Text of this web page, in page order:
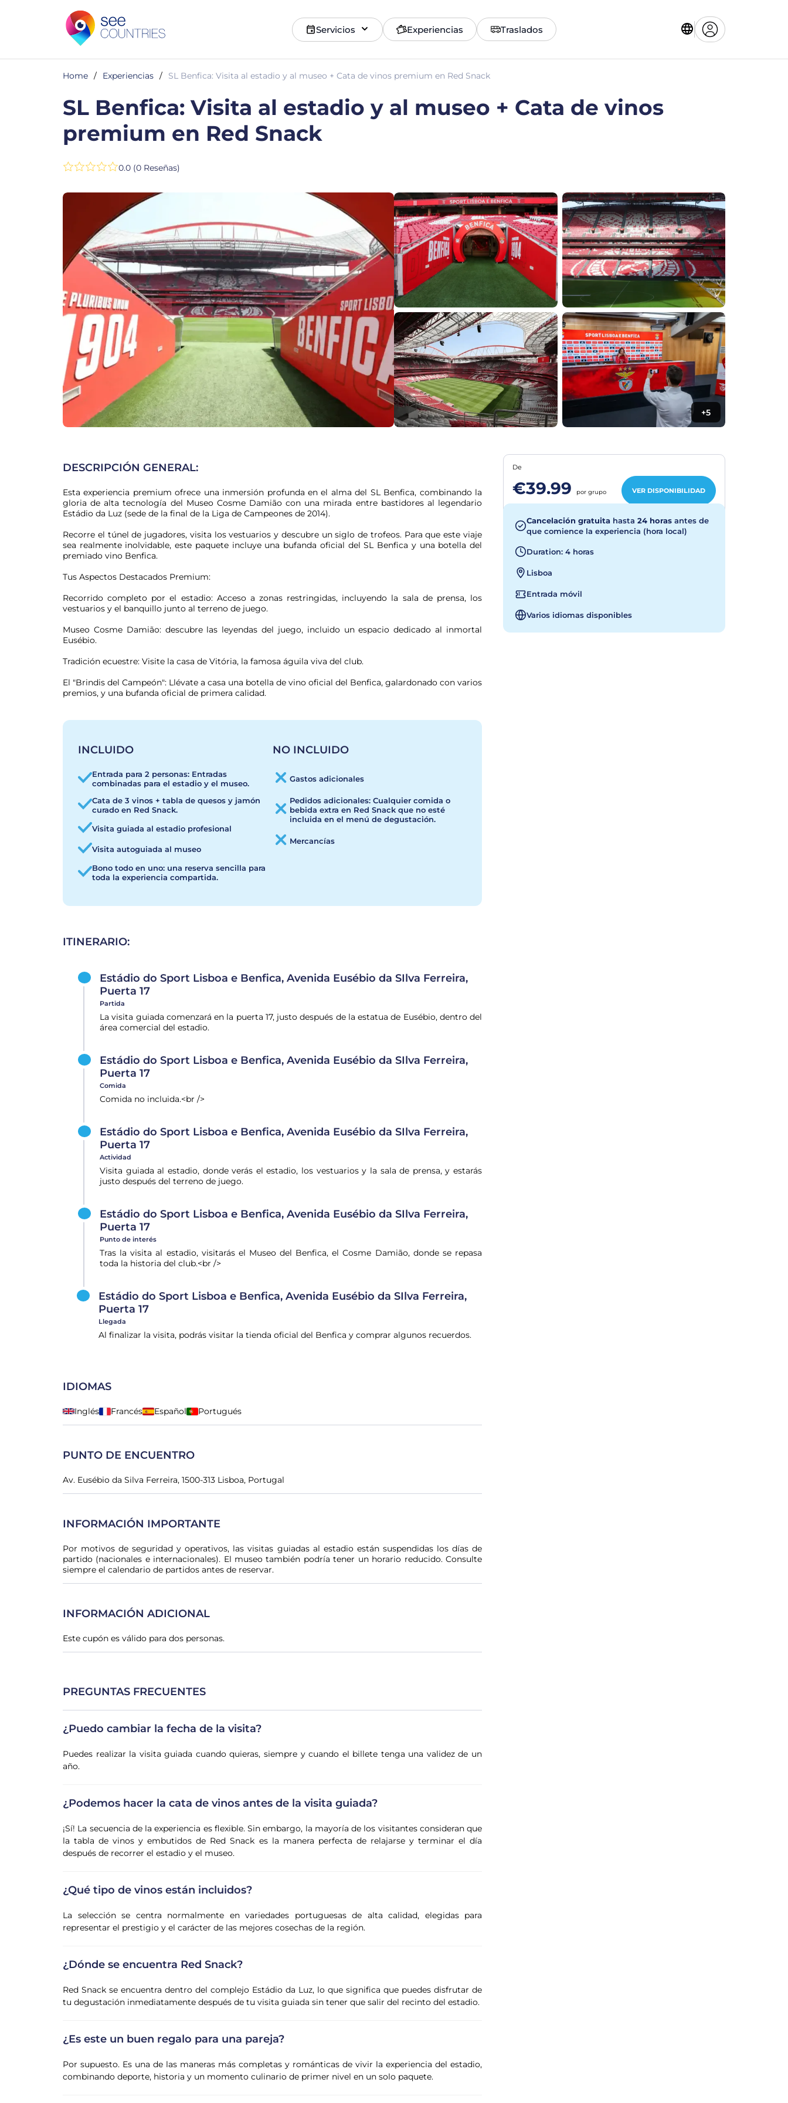
Servicios Experiencias Traslados
Home / Experiencias / SL Benfica: Visita al estadio y al museo + Cata de vinos premium en Red Snack
SL Benfica: Visita al estadio y al museo + Cata de vinos
premium en Red Snack
0.0 (0 Reseñas)
+5
DESCRIPCIÓN GENERAL:
Esta experiencia premium ofrece una inmersión profunda en el alma del SL Benfica, combinando la
gloria de alta tecnología del Museo Cosme Damião con una mirada entre bastidores al legendario
Estádio da Luz (sede de la final de la Liga de Campeones de 2014).
Recorre el túnel de jugadores, visita los vestuarios y descubre un siglo de trofeos. Para que este viaje
sea realmente inolvidable, este paquete incluye una bufanda oficial del SL Benfica y una botella del
premiado vino Benfica.
Tus Aspectos Destacados Premium:
Recorrido completo por el estadio: Acceso a zonas restringidas, incluyendo la sala de prensa, los
vestuarios y el banquillo junto al terreno de juego.
Museo Cosme Damião: descubre las leyendas del juego, incluido un espacio dedicado al inmortal
Eusébio.
Tradición ecuestre: Visite la casa de Vitória, la famosa águila viva del club.
El "Brindis del Campeón": Llévate a casa una botella de vino oficial del Benfica, galardonado con varios
premios, y una bufanda oficial de primera calidad.
INCLUIDO
Entrada para 2 personas: Entradas
combinadas para el estadio y el museo.
Cata de 3 vinos + tabla de quesos y jamón
curado en Red Snack.
Visita guiada al estadio profesional
Visita autoguiada al museo
Bono todo en uno: una reserva sencilla para
toda la experiencia compartida.
NO INCLUIDO
Gastos adicionales
Pedidos adicionales: Cualquier comida o
bebida extra en Red Snack que no esté
incluida en el menú de degustación.
Mercancías
ITINERARIO:
Estádio do Sport Lisboa e Benfica, Avenida Eusébio da SIlva Ferreira,
Puerta 17
Partida
La visita guiada comenzará en la puerta 17, justo después de la estatua de Eusébio, dentro del
área comercial del estadio.
Estádio do Sport Lisboa e Benfica, Avenida Eusébio da SIlva Ferreira,
Puerta 17
Comida
Comida no incluida.<br />
Estádio do Sport Lisboa e Benfica, Avenida Eusébio da SIlva Ferreira,
Puerta 17
Actividad
Visita guiada al estadio, donde verás el estadio, los vestuarios y la sala de prensa, y estarás
justo después del terreno de juego.
Estádio do Sport Lisboa e Benfica, Avenida Eusébio da SIlva Ferreira,
Puerta 17
Punto de interés
Tras la visita al estadio, visitarás el Museo del Benfica, el Cosme Damião, donde se repasa
toda la historia del club.<br />
Estádio do Sport Lisboa e Benfica, Avenida Eusébio da SIlva Ferreira,
Puerta 17
Llegada
Al finalizar la visita, podrás visitar la tienda oficial del Benfica y comprar algunos recuerdos.
IDIOMAS
Inglés Francés Español Portugués
PUNTO DE ENCUENTRO
Av. Eusébio da Silva Ferreira, 1500-313 Lisboa, Portugal
INFORMACIÓN IMPORTANTE
Por motivos de seguridad y operativos, las visitas guiadas al estadio están suspendidas los días de
partido (nacionales e internacionales). El museo también podría tener un horario reducido. Consulte
siempre el calendario de partidos antes de reservar.
INFORMACIÓN ADICIONAL
Este cupón es válido para dos personas.
PREGUNTAS FRECUENTES
¿Puedo cambiar la fecha de la visita?
Puedes realizar la visita guiada cuando quieras, siempre y cuando el billete tenga una validez de un
año.
¿Podemos hacer la cata de vinos antes de la visita guiada?
¡Sí! La secuencia de la experiencia es flexible. Sin embargo, la mayoría de los visitantes consideran que
la tabla de vinos y embutidos de Red Snack es la manera perfecta de relajarse y terminar el día
después de recorrer el estadio y el museo.
¿Qué tipo de vinos están incluidos?
La selección se centra normalmente en variedades portuguesas de alta calidad, elegidas para
representar el prestigio y el carácter de las mejores cosechas de la región.
¿Dónde se encuentra Red Snack?
Red Snack se encuentra dentro del complejo Estádio da Luz, lo que significa que puedes disfrutar de
tu degustación inmediatamente después de tu visita guiada sin tener que salir del recinto del estadio.
¿Es este un buen regalo para una pareja?
Por supuesto. Es una de las maneras más completas y románticas de vivir la experiencia del estadio,
combinando deporte, historia y un momento culinario de primer nivel en un solo paquete.
De
€39.99 por grupo VER DISPONIBILIDAD
Cancelación gratuita hasta 24 horas antes de
que comience la experiencia (hora local)
Duration: 4 horas
Lisboa
Entrada móvil
Varios idiomas disponibles